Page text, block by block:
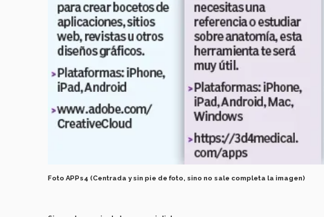
Foto APPs4 (Centrada y sin pie de foto, sino no sale completa la imagen)